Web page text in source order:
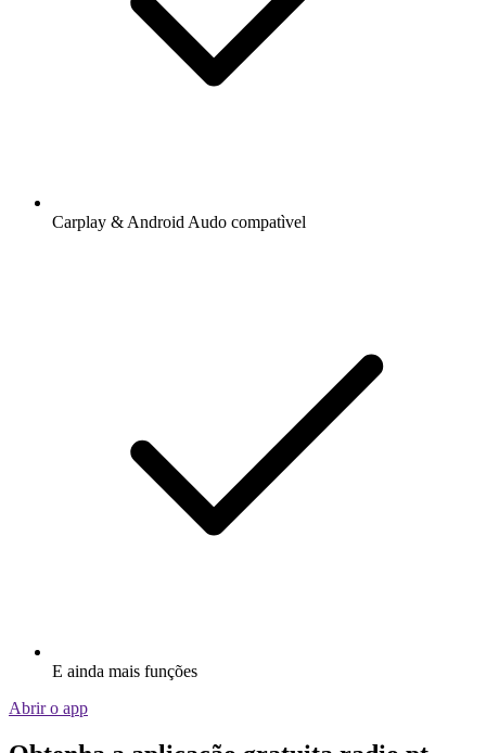
Carplay & Android Audo compatìvel
E ainda mais funções
Abrir o app